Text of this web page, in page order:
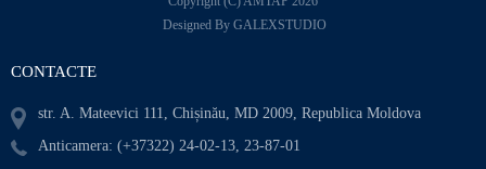
Designed By GALEXSTUDIO
CONTACTE
str. A. Mateevici 111, Chișinău, MD 2009, Republica Moldova
Anticamera: (+37322) 24-02-13, 23-87-01